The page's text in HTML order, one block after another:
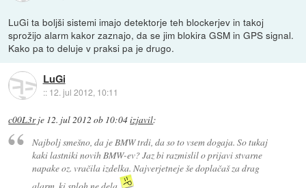
LuGi ta boljši sistemi imajo detektorje teh blockerjev in takoj
sprožijo alarm kakor zaznajo, da se jim blokira GSM in GPS signal.
Kako pa to deluje v praksi pa je drugo.
LuGi
:: 12. jul 2012, 10:11
c00L3rje 12. jul 2012 ob 10:04izjavil:
Najbolj smešno, da je BMW trdi, da so to vsem dogaja. So tukaj
kaki lastniki novih BMW-ev? Jaz bi razmislil o prijavi stvarne
napake oz. vračila izdelka. Najverjetneje še doplačaš za drag